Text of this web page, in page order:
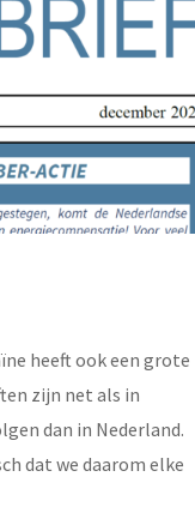
heeft ook een grote
zijn net als in
dan in Nederland.
dat we daarom elke